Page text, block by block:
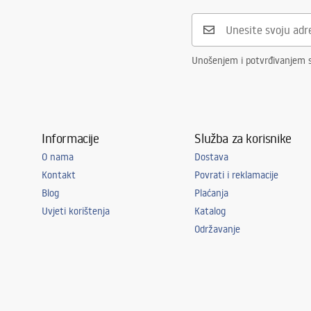
Unošenjem i
Informacije
O nama
Kontakt
Blog
Uvjeti korištenja
Služba za korisnike
Dostava
Povrati i reklamacije
Plaćanja
Katalog
Održavanje